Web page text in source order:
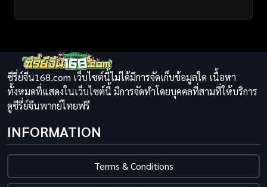
ซีรี่ย์จีน168.com เว็บไซต์นี้ไม่ได้มีการจัดเก็บข้อมูลใด เนื้อหา
ทั้งหมดที่แสดงในเว็บไซต์นี้ มีการจัดทำโดยบุคคลที่สามที่ให้บริการ
ดูซีรี่ย์จีนพากย์ไทยฟรี
INFORMATION
Terms & Conditions